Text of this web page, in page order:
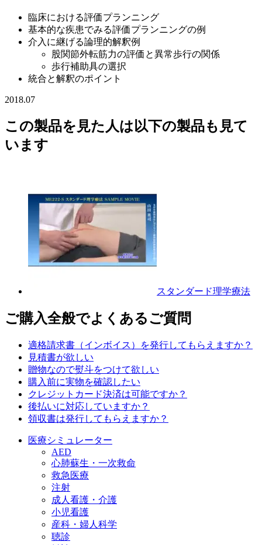
臨床における評価プランニング
基本的な疾患でみる評価プランニングの例
介入に継げる論理的解釈例
股関節外転筋力の評価と異常歩行の関係
歩行補助具の選択
統合と解釈のポイント
2018.07
この製品を見た人は以下の製品も見て
います
スタンダード理学療法
ご購入全般でよくあるご質問
適格請求書（インボイス）を発行してもらえますか？
見積書が欲しい
贈物なので熨斗をつけて欲しい
購入前に実物を確認したい
クレジットカード決済は可能ですか？
後払いに対応していますか？
領収書は発行してもらえますか？
医療シミュレーター
AED
心肺蘇生・一次救命
救急医療
注射
成人看護・介護
小児看護
産科・婦人科学
聴診